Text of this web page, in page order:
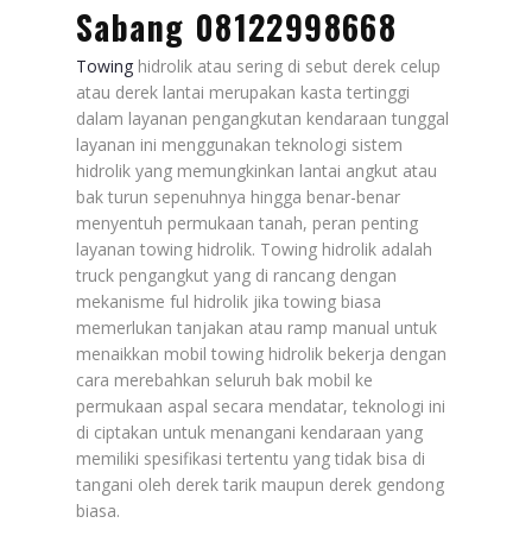
Sabang 08122998668
Towing hidrolik atau sering di sebut derek celup
atau derek lantai merupakan kasta tertinggi
dalam layanan pengangkutan kendaraan tunggal
layanan ini menggunakan teknologi sistem
hidrolik yang memungkinkan lantai angkut atau
bak turun sepenuhnya hingga benar-benar
menyentuh permukaan tanah, peran penting
layanan towing hidrolik. Towing hidrolik adalah
truck pengangkut yang di rancang dengan
mekanisme ful hidrolik jika towing biasa
memerlukan tanjakan atau ramp manual untuk
menaikkan mobil towing hidrolik bekerja dengan
cara merebahkan seluruh bak mobil ke
permukaan aspal secara mendatar, teknologi ini
di ciptakan untuk menangani kendaraan yang
memiliki spesifikasi tertentu yang tidak bisa di
tangani oleh derek tarik maupun derek gendong
biasa.